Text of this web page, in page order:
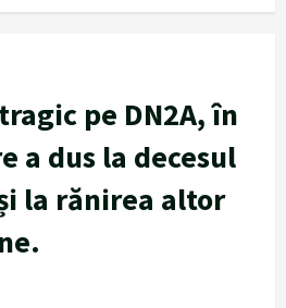
pe DN2A, în
a dus la decesul
la rănirea altor